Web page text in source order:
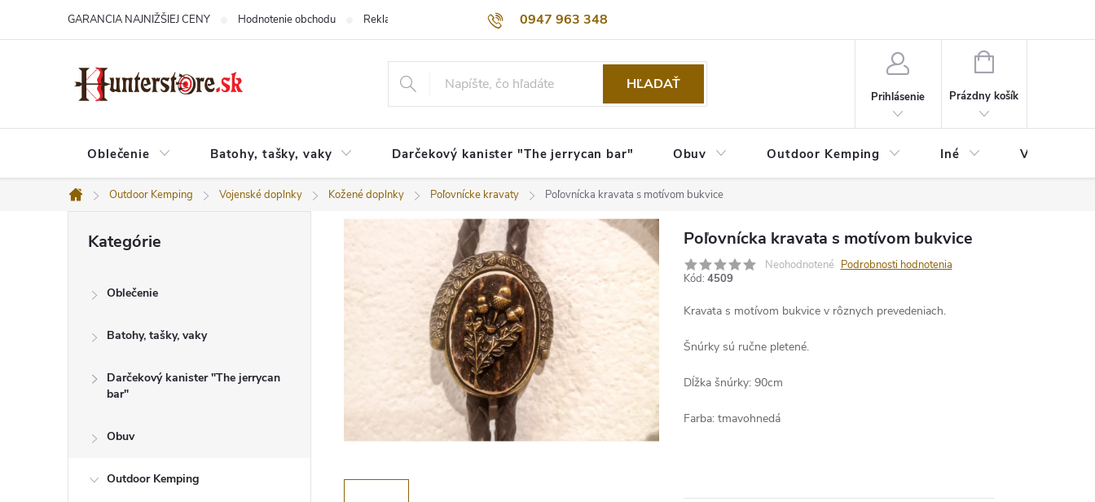
0947 963 348
GARANCIA NAJNIŽŠIEJ CENY Hodnotenie obchodu Reklamačný poriadok Obchodné podmienky
HĽADAŤ
Prihlásenie
NÁKUPNÝ
Prázdny košík
Oblečenie Batohy, tašky, vaky Darčekový kanister "The jerrycan bar" Obuv Outdoor Kemping Iné Veľkostná
Domov
Outdoor Kemping Vojenské doplnky Kožené doplnky Poľovnícke kravaty Poľovnícka kravata s motívom bukvice
kategórie
Kategórie
Oblečenie
Batohy, tašky, vaky
Darčekový kanister "The jerrycan
bar"
Obuv
Outdoor Kemping
Poľovnícka kravata s motívom bukvice
Neohodnotené Podrobnosti hodnotenia
Kód: 4509
Kravata s motívom bukvice v rôznych prevedeniach.
Šnúrky sú ručne pletené.
Dĺžka šnúrky: 90cm
Farba: tmavohnedá